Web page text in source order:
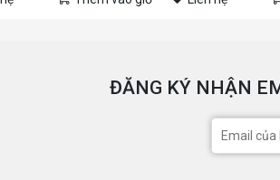
ĐĂNG KÝ NHẬN